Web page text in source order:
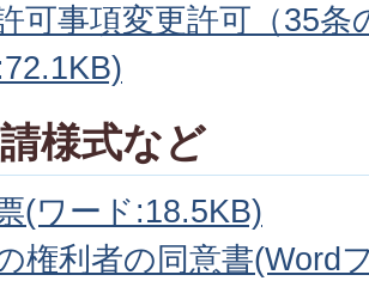
可事項変更許可（35
様式など
(ワード:18.5KB)
権利者の同意書(Word